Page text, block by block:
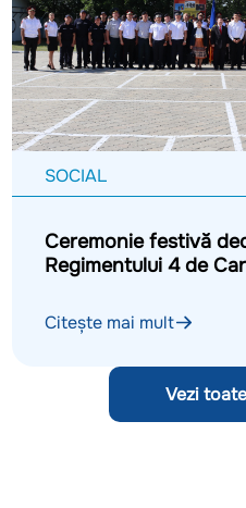
SOCIAL
Ceremonie festivă
Regimentului 4 de
Citește mai mult
Vezi